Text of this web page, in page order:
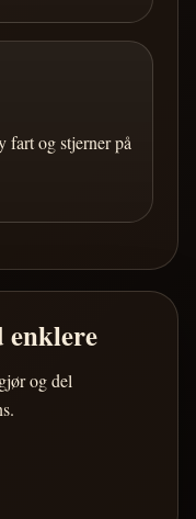
fart og stjerner på
enklere
og del